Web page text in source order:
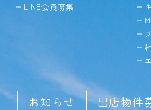
LINE会員募集
お知らせ 出店物件